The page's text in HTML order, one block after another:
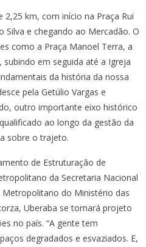
km, com início na Praça Rui
Silva e chegando ao Mercadão. O
como a Praça Manoel Terra, a
em seguida até a Igreja
da história da nossa
pela Getúlio Vargas e
outro importante eixo histórico
ao longo da gestão da
sobre o trajeto.
de Estruturação de
da Secretaria Nacional
do Ministério das
Uberaba se tornará projeto
no país. “A gente tem
degradados e esvaziados. E,